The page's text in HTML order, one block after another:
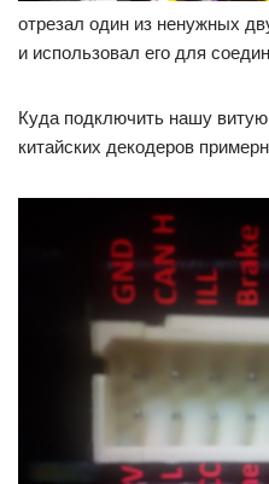
отрезал один из ненужных
и использовал его для
Куда подключить нашу
китайских декодеров